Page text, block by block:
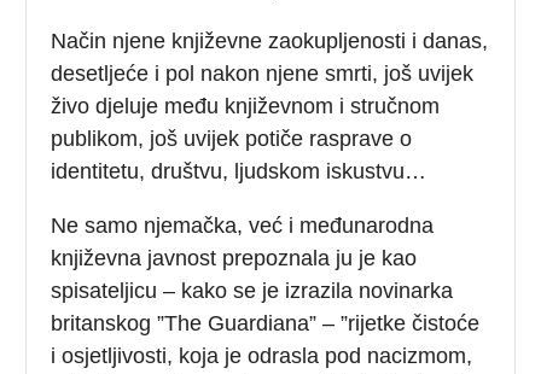
Način njene književne zaokupljenosti i danas,
desetljeće i pol nakon njene smrti, još uvijek
živo djeluje među književnom i stručnom
publikom, još uvijek potiče rasprave o
identitetu, društvu, ljudskom iskustvu…
Ne samo njemačka, već i međunarodna
književna javnost prepoznala ju je kao
spisateljicu – kako se je izrazila novinarka
britanskog ”The Guardiana” – ”rijetke čistoće
i osjetljivosti, koja je odrasla pod nacizmom,